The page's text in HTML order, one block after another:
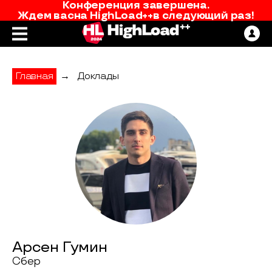
Конференция завершена.
Ждем васна HighLoad++в следующий раз!
Главная → Доклады
Арсен Гумин
Сбер